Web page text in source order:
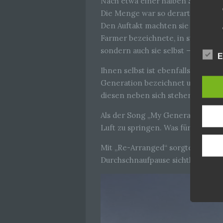
Die Menge war so derartig
Den Auftakt machten sie mit „Out
Farmer bezeichnete, in
sondern auch sie selbst – was sie
Ihnen selbst ist ebenfalls nicht
Generation bezeichnet und als
diesen neben sich stehend,
Als der Song „My Generation“
Luft zu springen. Was für ein
Mit „Re-Arranged“ sorgten sie
Durchschnaufpause sichtlich